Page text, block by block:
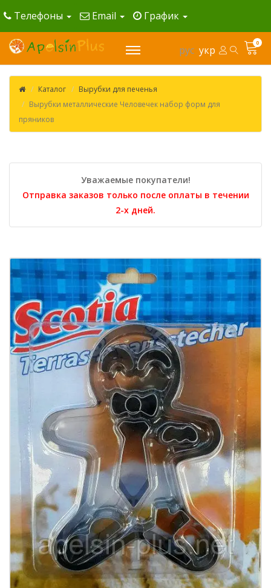
Телефоны Email График
рус укр
0
Каталог
Вырубки для печенья
Вырубки металлические Человечек набор форм для
пряников
Уважаемые покупатели!
Отправка заказов только после оплаты в течении
2-х дней.